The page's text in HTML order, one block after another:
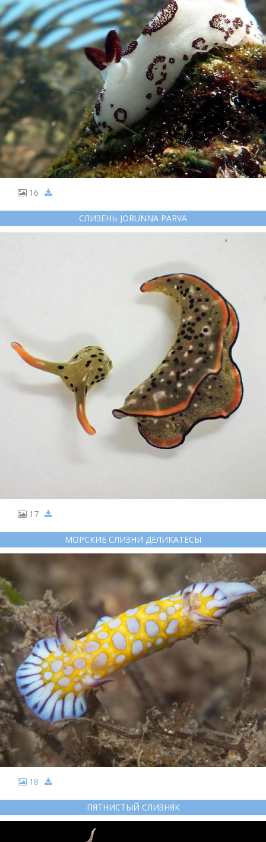
16
СЛИЗЕНЬ JORUNNA PARVA
17
МОРСКИЕ СЛИЗНИ ДЕЛИКАТЕСЫ
18
ПЯТНИСТЫЙ СЛИЗНЯК